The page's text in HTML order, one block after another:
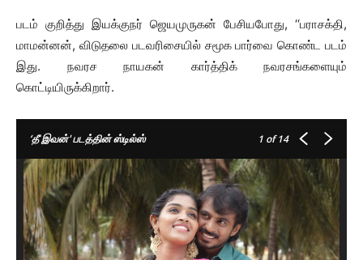
படம் குறித்து இயக்குநர் ஜெயமுருகன் பேசியபோது, ‘‘பராசக்தி,
மாமன்னன், விடுதலை படவரிசையில் சமூக பார்வை கொண்ட படம்
இது. நவரச நாயகன் கார்த்திக் நவரசங்களையும்
கொட்டியிருக்கிறார்.
‘தீ இவன்' படத்தின் ஸ்டில்ஸ் 1 of 14